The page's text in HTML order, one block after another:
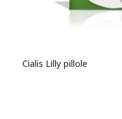
Cialis Lilly pillole